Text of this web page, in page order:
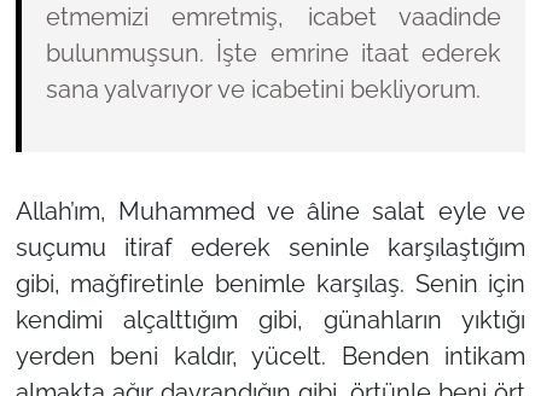
etmemizi emretmiş, icabet vaadinde
bulunmuşsun. İşte emrine itaat ederek
sana yalvarıyor ve icabetini bekliyorum.
Allah’ım, Muhammed ve âline salat eyle ve
suçumu itiraf ederek seninle karşılaştığım
gibi, mağfiretinle benimle karşılaş. Senin için
kendimi alçalttığım gibi, günahların yıktığı
yerden beni kaldır, yücelt. Benden intikam